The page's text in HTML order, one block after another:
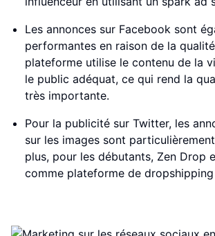
Les annonces sur Facebook sont
performantes en raison de la
plateforme utilise le contenu de la
le public adéquat, ce qui rend la
très importante.
Pour la publicité sur Twitter, les
sur les images sont
plus, pour les débutants, Zen Drop
comme plateforme de